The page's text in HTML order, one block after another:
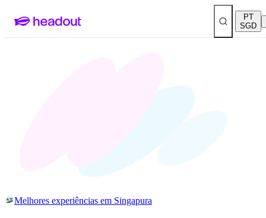
PT
SGD
Melhores experiências em Singapura